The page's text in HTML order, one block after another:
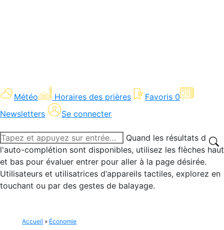
Météo Horaires des prières Favoris 0
Newsletters
Se connecter
Recherche
:
Quand les résultats de
l'auto-complétion sont disponibles, utilisez les flèches haut
et bas pour évaluer entrer pour aller à la page désirée.
Utilisateurs et utilisatrices d‘appareils tactiles, explorez en
touchant ou par des gestes de balayage.
Accueil » Économie